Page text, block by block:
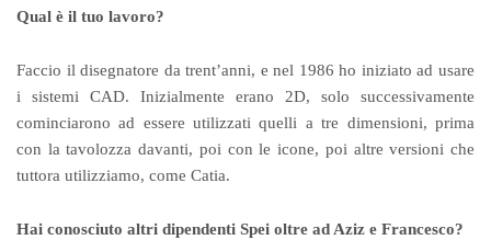
Qual è il tuo lavoro?
Faccio il disegnatore da trent’anni, e nel 1986 ho iniziato ad usare
i sistemi CAD. Inizialmente erano 2D, solo successivamente
cominciarono ad essere utilizzati quelli a tre dimensioni, prima
con la tavolozza davanti, poi con le icone, poi altre versioni che
tuttora utilizziamo, come Catia.
Hai conosciuto altri dipendenti Spei oltre ad Aziz e Francesco?